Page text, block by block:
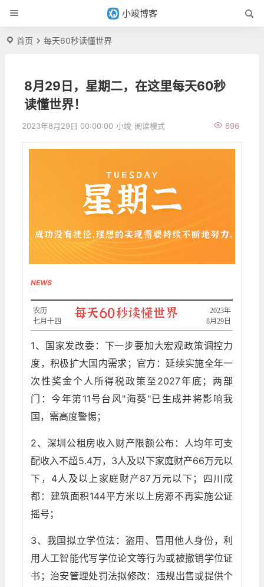
小竣博客
首页 每天60秒读懂世界
8月29日，星期二，在这里每天60秒
读懂世界！
2023年8月29日 00:00:00 小竣 696
阅读模式
NEWS
2023年
8月29日
农历
七月十四
1、国家发改委：下一步要加大宏观政策调控力
度，积极扩大国内需求；官方：延续实施全年一
次性奖金个人所得税政策至2027年底；两部
门：今年第11号台风"海葵"已生成并将影响我
国，需高度警惕；
2、深圳公租房收入财产限额公布：人均年可支
配收入不超5.4万，3人及以下家庭财产66万元以
下，4人及以上家庭财产87万元以下；四川成
都：建筑面积144平方米以上房源不再实施公证
摇号；
3、我国拟立学位法：盗用、冒用他人身份，利
用人工智能代写学位论文等行为或被撤销学位证
书；治安管理处罚法拟修改：违规出售或提供个